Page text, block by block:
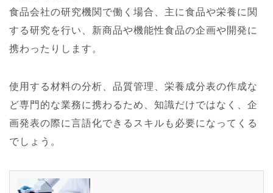
食品会社の研究機関で働く場合、主に食品や栄養に関
する研究を行い、新商品や機能性食品の企画や開発に
携わったりします。
使用する材料の分析、品質管理、栄養成分表の作成な
ど専門的な業務に携わるため、知識だけではなく、企
画発表の際に言語化できるスキルも必要になってくる
でしょう。